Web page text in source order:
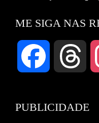
ME SIGA NAS
Facebook
PUBLICIDADE